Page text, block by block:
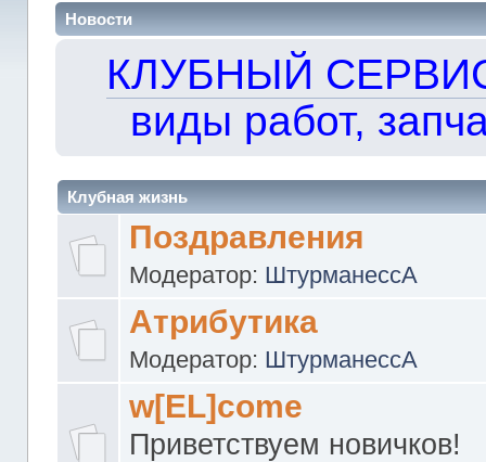
Новости
КЛУБНЫЙ
виды работ,
Клубная жизнь
Поздравления
Модератор: ШтурманессА
Атрибутика
Модератор: ШтурманессА
w[EL]come
Приветствуем новичков!